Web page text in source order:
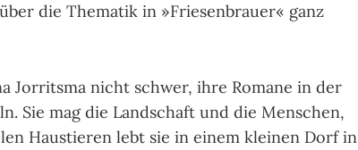
die Thematik in »Friesenbrauer« ganz
Jorritsma nicht schwer, ihre Romane in der
Sie mag die Landschaft und die Menschen,
Haustieren lebt sie in einem kleinen Dorf in